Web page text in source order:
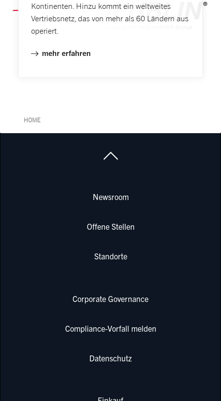
Kontinenten. Hinzu kommt ein weltweites
Vertriebsnetz, das von mehr als 60 Ländern aus
operiert.
mehr erfahren
HOME
Newsroom
Offene Stellen
Standorte
Corporate Governance
Compliance-Vorfall melden
Datenschutz